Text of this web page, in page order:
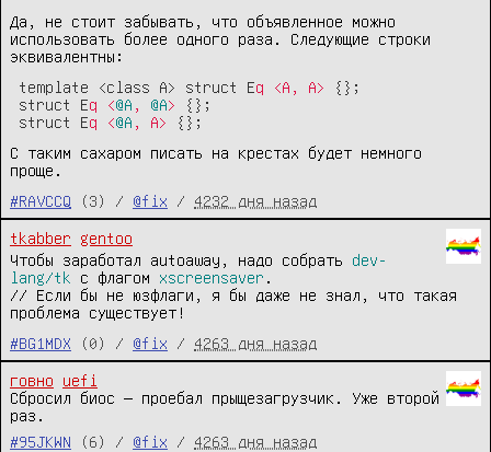
Да, не стоит забывать, что объявленное можно
использовать более одного раза. Следующие строки
эквивалентны:
template <class A> struct Eq <A, A>
{};
struct Eq <@A @A>
{};
struct Eq <@A , A>
{};
С таким сахаром писать на крестах будет немного
проще.
#RAVCCQ
(3) / @fix / 4232 дня назад
tkabber
gentoo
Чтобы заработал autoaway, надо собрать dev-
lang/tk
с флагом xscreensaver
// Если бы не юзфлаги, я бы даже не знал, что такая
проблема существует!
#BG1MDX
(0) / @fix / 4263 дня назад
говно
uefi
Сбросил биос — проебал прыщезагрузчик. Уже второй
раз.
#95JKWN
(6) / @fix / 4263 дня назад